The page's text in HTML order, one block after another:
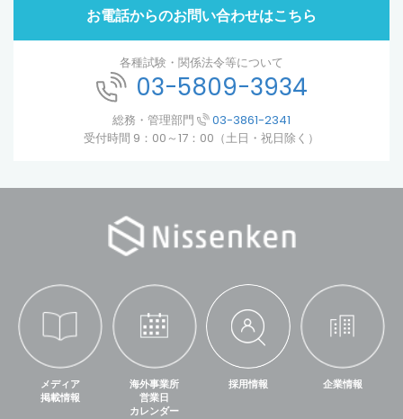
お電話からのお問い合わせはこちら
各種試験・関係法令等について
03-5809-3934
総務・管理部門
03-3861-2341
受付時間 9：00～17：00（土日・祝日除く）
メディア
掲載情報
海外事業所
営業日
カレンダー
採用情報 企業情報